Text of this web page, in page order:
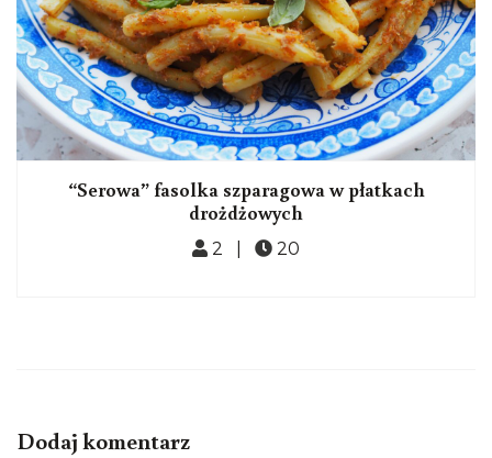
“Serowa” fasolka szparagowa w płatkach
drożdżowych
2 | 20
Dodaj komentarz